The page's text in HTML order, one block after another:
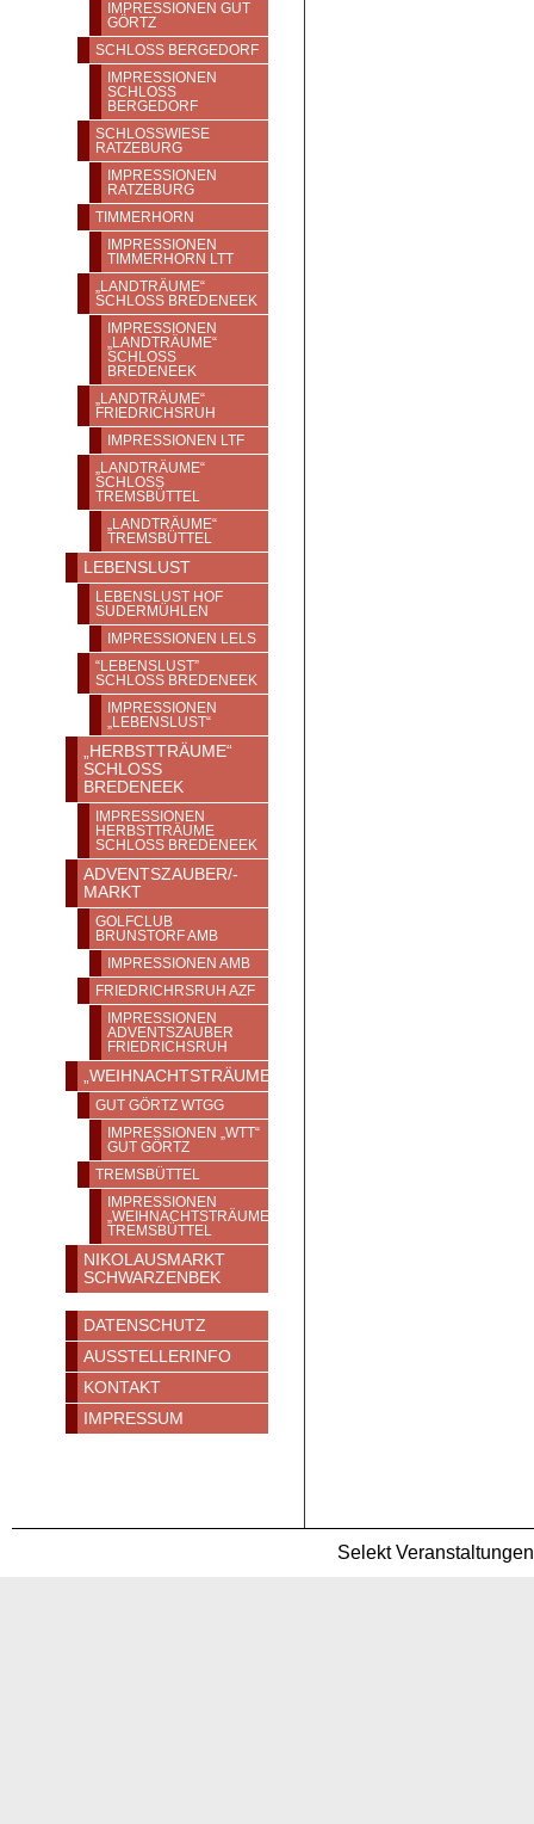
IMPRESSIONEN GUT
GÖRTZ
SCHLOSS BERGEDORF
IMPRESSIONEN
SCHLOSS
BERGEDORF
SCHLOSSWIESE
RATZEBURG
IMPRESSIONEN
RATZEBURG
TIMMERHORN
IMPRESSIONEN
TIMMERHORN LTT
„LANDTRÄUME“
SCHLOSS BREDENEEK
IMPRESSIONEN
„LANDTRÄUME“
SCHLOSS
BREDENEEK
„LANDTRÄUME“
FRIEDRICHSRUH
IMPRESSIONEN LTF
„LANDTRÄUME“
SCHLOSS T
REMSBÜTTEL
„LANDTRÄUME“
TREMSBÜTTEL
LEBENSLUST
LEBENSLUST HOF
SUDERMÜHLEN
IMPRESSIONEN LELS
“LEBENSLUST”
SCHLOSS BREDENEEK
IMPRESSIONEN
„LEBENSLUST“
„HERBSTTRÄUME“
SCHLOSS
BREDENEEK
IMPRESSIONEN
HERBSTTRÄUME
SCHLOSS BREDENEEK
ADVENTSZAUBER/-
MARKT
GOLFCLUB
BRUNSTORF AMB
IMPRESSIONEN AMB
FRIEDRICHRSRUH AZF
IMPRESSIONEN
ADVENTSZAUBER
FRIEDRICHSRUH
„WEIHNACHTSTRÄUME“
GUT GÖRTZ WTGG
IMPRESSIONEN „WTT“
GUT GÖRTZ
TREMSBÜTTEL
IMPRESSIONEN
„WEIHNACHTSTRÄUME“
TREMSBÜTTEL
NIKOLAUSMARKT
SCHWARZENBEK
DATENSCHUTZ
AUSSTELLERINFO
KONTAKT
IMPRESSUM
Selekt